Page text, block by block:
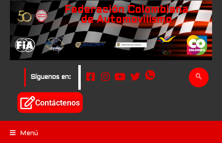
Federación Colombiana
de Automovilismo
Síguenos en:
Contáctenos
Menú